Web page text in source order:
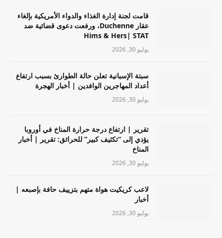
قامت لجنة إدارة الغذاء والدواء الأمريكية بإلغاء
عقار Duchenne، ورفعت دعوى قضائية ضد
Hims & Hers| STAT
يوليو 30, 2026
سبتة الإسبانية تعلن حالة الطوارئ بسبب ارتفاع
أعداد المهاجرين الوافدين | أخبار الهجرة
يوليو 30, 2026
تقرير | ارتفاع درجة حرارة المناخ في أوروبا
يؤدي إلى “تكثيف كبير” للحرائق: تقرير | أخبار
المناخ
يوليو 30, 2026
لاعب كريكيت هواة متهم بتزييف حافة بإصبعه |
أخبار
يوليو 30, 2026